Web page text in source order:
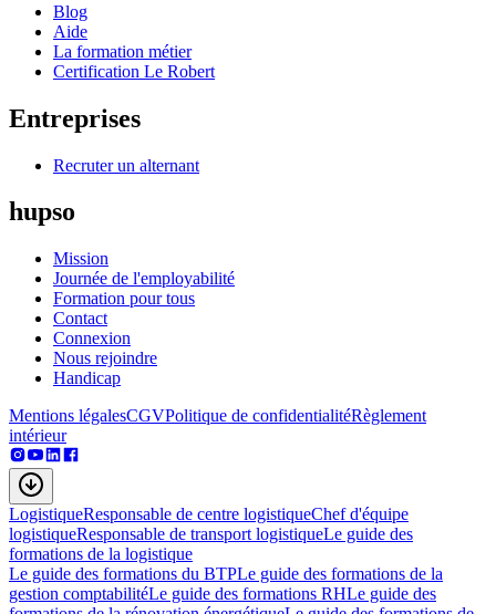
Blog
Aide
La formation métier
Certification Le Robert
Entreprises
Recruter un alternant
hupso
Mission
Journée de l'employabilité
Formation pour tous
Contact
Connexion
Nous rejoindre
Handicap
Mentions légalesCGVPolitique de confidentialitéRèglement
intérieur
LogistiqueResponsable de centre logistiqueChef d'équipe
logistiqueResponsable de transport logistiqueLe guide des
formations de la logistique
Le guide des formations du BTPLe guide des formations de la
gestion comptabilitéLe guide des formations RHLe guide des